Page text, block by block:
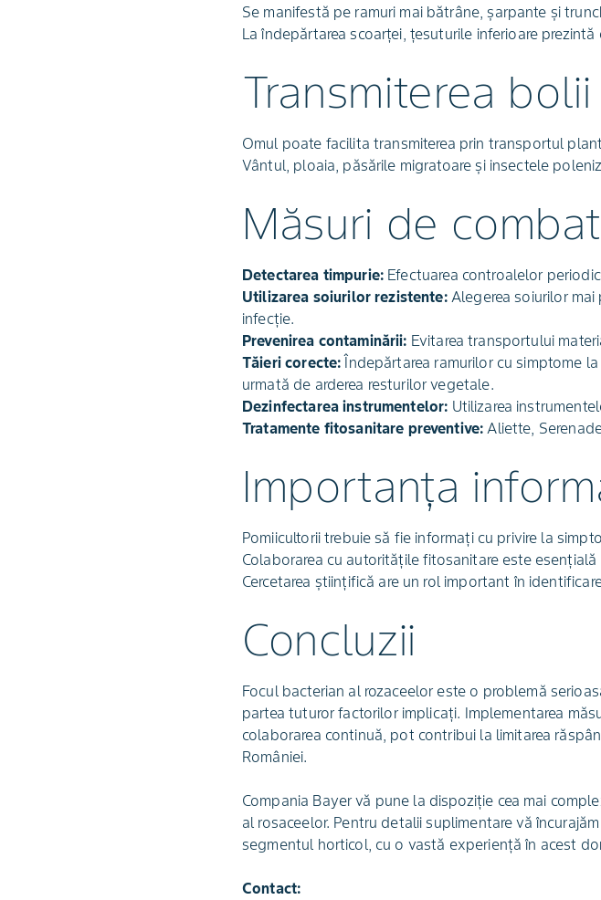
Se manifestă pe ramuri mai bătrâne, șarpante și
La îndepărtarea scoarței, țesuturile inferioare
Transmiterea bolii
Omul poate facilita transmiterea prin transportul
Vântul, ploaia, păsările migratoare și insectele
Măsuri de
Detectarea timpurie: Efectuarea controalelor
Utilizarea soiurilor rezistente:Alegerea soiurilor mai
infecție.
Prevenirea contaminării: Evitarea transportului
Tăieri corecte: Îndepărtarea ramurilor cu simptome
urmată de arderea resturilor vegetale.
Dezinfectarea instrumentelor: Utilizarea
Tratamente fitosanitare preventive: Aliette,
Importanța
Pomiicultorii trebuie să fie informați cu privire la
Colaborarea cu autoritățile fitosanitare este
Cercetarea științifică are un rol important în
Concluzii
Focul bacterian al rozaceelor este o problemă
partea tuturor factorilor implicați. Implementarea
colaborarea continuă, pot contribui la limitarea
României.
Compania Bayer vă pune la dispoziție cea mai
al rosaceelor. Pentru detalii suplimentare vă
segmentul horticol, cu o vastă experiență în acest
Contact: